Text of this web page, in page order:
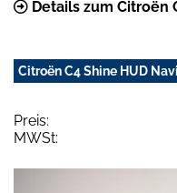
Details zum Citroën
Citroën C4 Shine HUD
Preis:
MWSt: